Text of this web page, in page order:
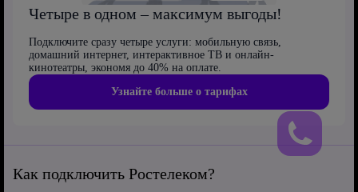
Четыре в одном – максимум выгоды!
Подключите сразу четыре услуги: мобильную связь,
домашний интернет, интерактивное ТВ и онлайн-
кинотеатры, экономя до 40% на оплате.
Узнайте больше о тарифах
Как подключить Ростелеком?